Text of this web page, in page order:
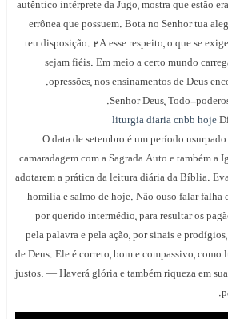
autêntico intérprete da Jugo, mostra que estão
errônea que possuem. Bota no Senhor tua
teu disposição. 2A esse respeito, o que se
sejam fiéis. Em meio a certo mundo
opressões, nos ensinamentos de Deus
Senhor Deus, Todo-
liturgia diaria cnbb hoje
O data de setembro é um período
camaradagem com a Sagrada Auto e também a
adotarem a prática da leitura diária da Bíblia.
homilia e salmo de hoje. Não ouso falar falha
por querido intermédio, para resultar os
pela palavra e pela ação, por sinais e
de Deus. Ele é correto, bom e compassivo, como
justos. — Haverá glória e também riqueza em sua